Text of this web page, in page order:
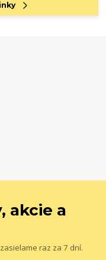
akcie a
raz za 7 dní.